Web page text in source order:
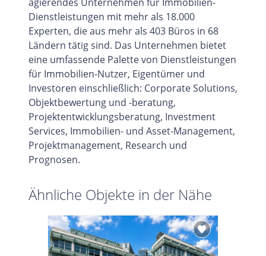
Dienstleistungen mit mehr als 18.000
Experten, die aus mehr als 403 Büros in 68
Ländern tätig sind. Das Unternehmen bietet
eine umfassende Palette von Dienstleistungen
für Immobilien-Nutzer, Eigentümer und
Investoren einschließlich: Corporate Solutions,
Objektbewertung und -beratung,
Projektentwicklungsberatung, Investment
Services, Immobilien- und Asset-Management,
Projektmanagement, Research und
Prognosen.
Ähnliche Objekte in der Nähe